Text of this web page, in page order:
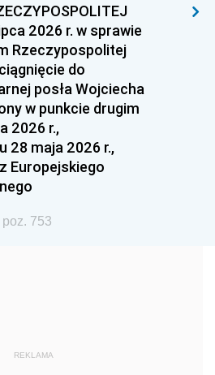
1994
1991
1985
1979
1977
1959
2026 r. w sprawie
Rzeczypospolitej
do
posła Wojciecha
w punkcie drugim
2026 r.,
28 maja 2026 r.,
Europejskiego
753
REKLAMA